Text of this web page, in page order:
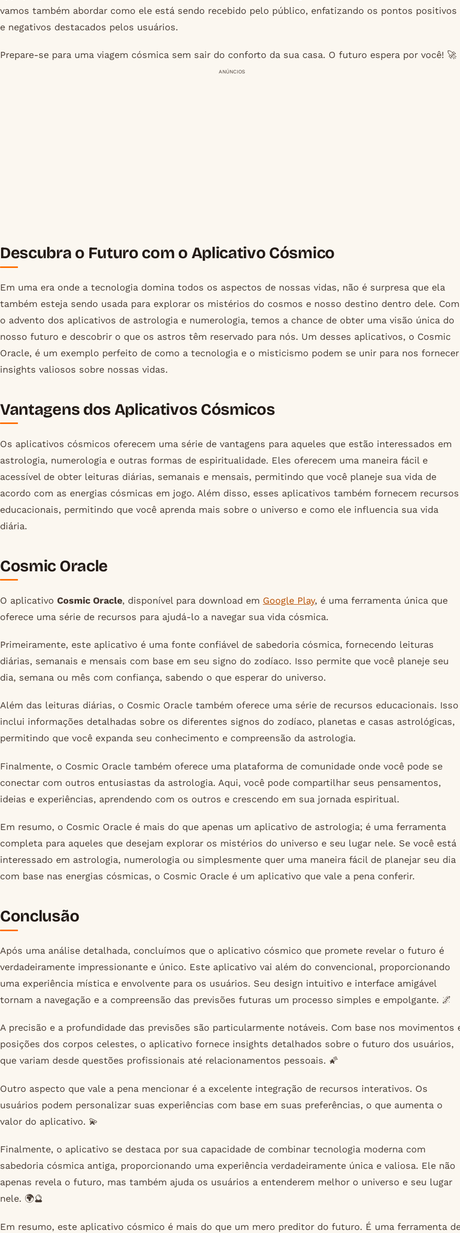
vamos também abordar como ele está sendo recebido pelo público, enfatizando os pontos positivos
e negativos destacados pelos usuários.
Prepare-se para uma viagem cósmica sem sair do conforto da sua casa. O futuro espera por você! 🚀
ANÚNCIOS
Descubra o Futuro com o Aplicativo Cósmico
Em uma era onde a tecnologia domina todos os aspectos de nossas vidas, não é surpresa que ela
também esteja sendo usada para explorar os mistérios do cosmos e nosso destino dentro dele. Com
o advento dos aplicativos de astrologia e numerologia, temos a chance de obter uma visão única do
nosso futuro e descobrir o que os astros têm reservado para nós. Um desses aplicativos, o Cosmic
Oracle, é um exemplo perfeito de como a tecnologia e o misticismo podem se unir para nos fornecer
insights valiosos sobre nossas vidas.
Vantagens dos Aplicativos Cósmicos
Os aplicativos cósmicos oferecem uma série de vantagens para aqueles que estão interessados em
astrologia, numerologia e outras formas de espiritualidade. Eles oferecem uma maneira fácil e
acessível de obter leituras diárias, semanais e mensais, permitindo que você planeje sua vida de
acordo com as energias cósmicas em jogo. Além disso, esses aplicativos também fornecem recursos
educacionais, permitindo que você aprenda mais sobre o universo e como ele influencia sua vida
diária.
Cosmic Oracle
O aplicativo Cosmic Oracle, disponível para download em Google Play, é uma ferramenta única que
oferece uma série de recursos para ajudá-lo a navegar sua vida cósmica.
Primeiramente, este aplicativo é uma fonte confiável de sabedoria cósmica, fornecendo leituras
diárias, semanais e mensais com base em seu signo do zodíaco. Isso permite que você planeje seu
dia, semana ou mês com confiança, sabendo o que esperar do universo.
Além das leituras diárias, o Cosmic Oracle também oferece uma série de recursos educacionais. Isso
inclui informações detalhadas sobre os diferentes signos do zodíaco, planetas e casas astrológicas,
permitindo que você expanda seu conhecimento e compreensão da astrologia.
Finalmente, o Cosmic Oracle também oferece uma plataforma de comunidade onde você pode se
conectar com outros entusiastas da astrologia. Aqui, você pode compartilhar seus pensamentos,
ideias e experiências, aprendendo com os outros e crescendo em sua jornada espiritual.
Em resumo, o Cosmic Oracle é mais do que apenas um aplicativo de astrologia; é uma ferramenta
completa para aqueles que desejam explorar os mistérios do universo e seu lugar nele. Se você está
interessado em astrologia, numerologia ou simplesmente quer uma maneira fácil de planejar seu dia
com base nas energias cósmicas, o Cosmic Oracle é um aplicativo que vale a pena conferir.
Conclusão
Após uma análise detalhada, concluímos que o aplicativo cósmico que promete revelar o futuro é
verdadeiramente impressionante e único. Este aplicativo vai além do convencional, proporcionando
uma experiência mística e envolvente para os usuários. Seu design intuitivo e interface amigável
tornam a navegação e a compreensão das previsões futuras um processo simples e empolgante. 🌌
A precisão e a profundidade das previsões são particularmente notáveis. Com base nos movimentos
posições dos corpos celestes, o aplicativo fornece insights detalhados sobre o futuro dos usuários,
que variam desde questões profissionais até relacionamentos pessoais. 🌠
Outro aspecto que vale a pena mencionar é a excelente integração de recursos interativos. Os
usuários podem personalizar suas experiências com base em suas preferências, o que aumenta o
valor do aplicativo. 💫
Finalmente, o aplicativo se destaca por sua capacidade de combinar tecnologia moderna com
sabedoria cósmica antiga, proporcionando uma experiência verdadeiramente única e valiosa. Ele não
apenas revela o futuro, mas também ajuda os usuários a entenderem melhor o universo e seu lugar
nele. 🌍🔮
Em resumo, este aplicativo cósmico é mais do que um mero preditor do futuro. É uma ferramenta